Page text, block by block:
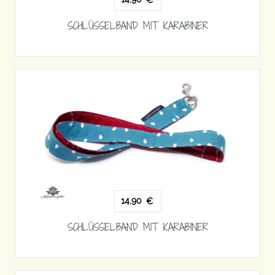
SCHLÜSSELBAND MIT KARABINER
14,90 €
SCHLÜSSELBAND MIT KARABINER